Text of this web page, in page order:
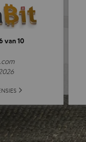
van 10